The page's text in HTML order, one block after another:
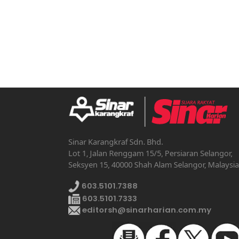
Sinar Karangkraf Sdn. Bhd.
Lot 1, Jalan Renggam 15/5, Persiaran Selangor,
Seksyen 15, 40000 Shah Alam Selangor, Malaysia
603.5101.7388
603.5101.7333
editorsh@sinarharian.com.my